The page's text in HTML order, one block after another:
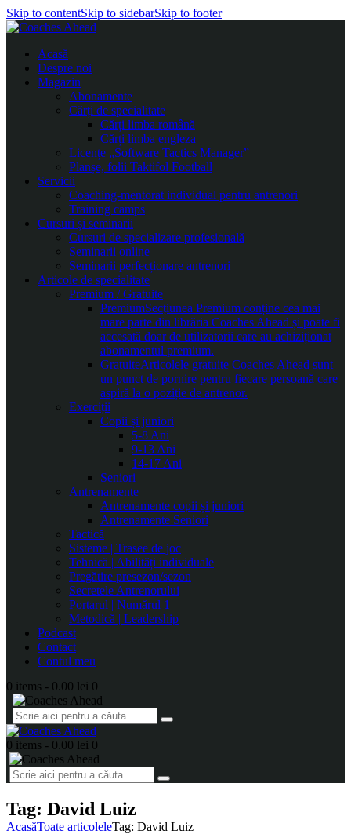
Skip to contentSkip to sidebarSkip to footer
Acasă
Despre noi
Magazin
Abonamente
Cărți de specialitate
Cărți limba română
Cărți limba engleza
Licențe „Software Tactics Manager”
Planșe, folii Taktifol Football
Servicii
Coaching-mentorat individual pentru antrenori
Training camps
Cursuri și seminarii
Cursuri de specializare profesională
Seminarii online
Seminarii perfecționare antrenori
Articole de specialitate
Premium / Gratuite
PremiumSecțiunea Premium conține cea mai
mare parte din librăria Coaches Ahead și poate fi
accesată doar de utilizatorii care au achiziționat
abonamentul premium.
GratuiteArticolele gratuite Coaches Ahead sunt
un punct de pornire pentru fiecare persoană care
aspiră la o poziție de antrenor.
Exerciții
Copii și juniori
5-8 Ani
9-13 Ani
14-17 Ani
Seniori
Antrenamente
Antrenamente copii și juniori
Antrenamente Seniori
Tactică
Sisteme | Trasee de joc
Tehnică | Abilități individuale
Pregătire presezon/sezon
Secretele Antrenorului
Portarul | Numărul 1
Metodică | Leadership
Podcast
Contact
Contul meu
0 items - 0.00 lei 0
0 items - 0.00 lei 0
Tag: David Luiz
AcasăToate articoleleTag: David Luiz